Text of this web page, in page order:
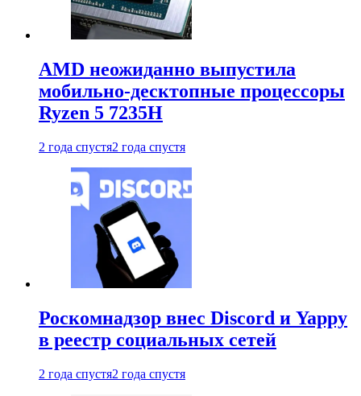
AMD неожиданно выпустила
мобильно-десктопные процессоры
Ryzen 5 7235H
2 года спустя2 года спустя
Роскомнадзор внес Discord и Yappy
в реестр социальных сетей
2 года спустя2 года спустя